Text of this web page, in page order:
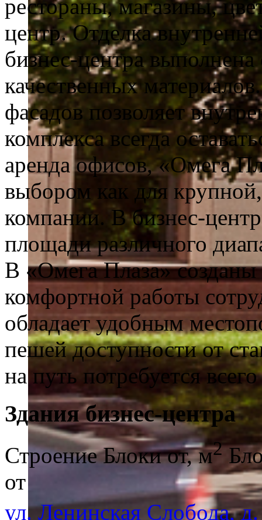
рестораны, магазины,
центр. Отделка
бизнес-центра
качественных
фасадов позволяет
комплекса всегда
аренда офисов, «Омега
выбором как для
компании. В бизнес-
площади различного
В «Омега Плаза»
комфортной работы
обладает удобным
пешей доступности от
на путь потребуется
Здания бизнес-центра
Строение Блоки от, м2
от
ул. Ленинская Слобода,